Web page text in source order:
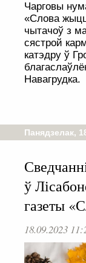
Чарговы
«Слова
чытачоў з
сястрой
катэдру ў
Навагрудка.
Панядзелак,
ў
газеты
18.09.2023